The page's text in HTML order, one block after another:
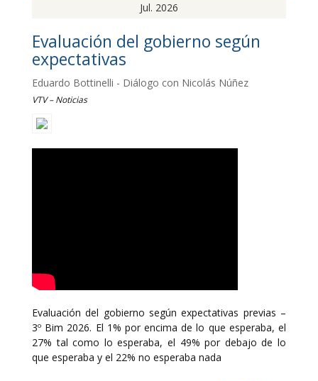
Jul. 2026
Evaluación del gobierno según
expectativas
Eduardo Bottinelli - Diálogo con Nicolás Núñez
VTV – Noticias
Evaluación del gobierno según expectativas previas –
3º Bim 2026. El 1% por encima de lo que esperaba, el
27% tal como lo esperaba, el 49% por debajo de lo
que esperaba y el 22% no esperaba nada